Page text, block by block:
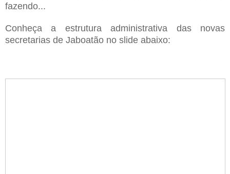
fazendo...
Conheça a estrutura administrativa das novas
secretarias de Jaboatão no slide abaixo: